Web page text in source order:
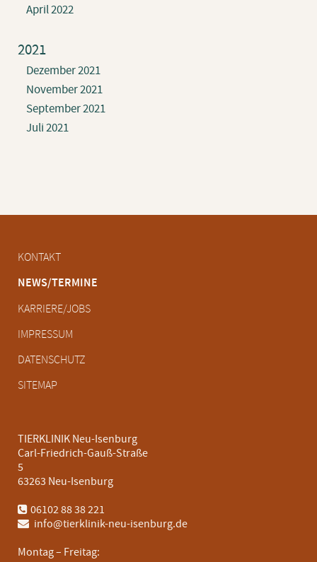
April 2022
2021
Dezember 2021
November 2021
September 2021
Juli 2021
Navigation
KONTAKT
NEWS/TERMINE
KARRIERE/JOBS
IMPRESSUM
DATENSCHUTZ
SITEMAP
TIERKLINIK Neu-Isenburg
Carl-Friedrich-Gauß-Straße
5
63263 Neu-Isenburg
06102 88 38 221
info@tierklinik-neu-isenburg.de
Montag – Freitag: